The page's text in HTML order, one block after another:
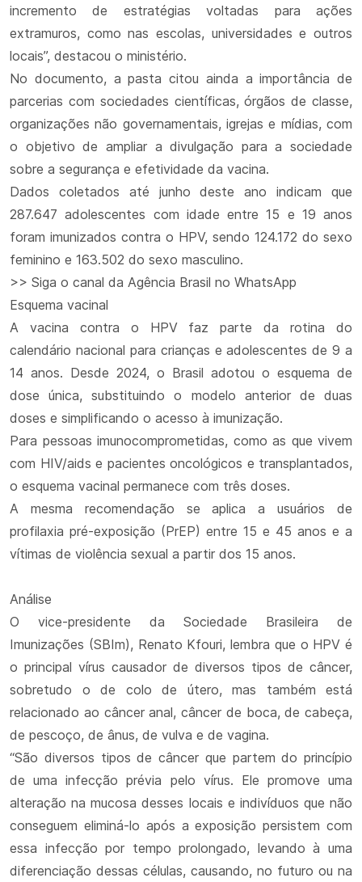
incremento de estratégias voltadas para ações
extramuros, como nas escolas, universidades e outros
locais”, destacou o ministério.
No documento, a pasta citou ainda a importância de
parcerias com sociedades científicas, órgãos de classe,
organizações não governamentais, igrejas e mídias, com
o objetivo de ampliar a divulgação para a sociedade
sobre a segurança e efetividade da vacina.
Dados coletados até junho deste ano indicam que
287.647 adolescentes com idade entre 15 e 19 anos
foram imunizados contra o HPV, sendo 124.172 do sexo
feminino e 163.502 do sexo masculino.
>> Siga o canal da Agência Brasil no WhatsApp
Esquema vacinal
A vacina contra o HPV faz parte da rotina do
calendário nacional para crianças e adolescentes de 9 a
14 anos. Desde 2024, o Brasil adotou o esquema de
dose única, substituindo o modelo anterior de duas
doses e simplificando o acesso à imunização.
Para pessoas imunocomprometidas, como as que vivem
com HIV/aids e pacientes oncológicos e transplantados,
o esquema vacinal permanece com três doses.
A mesma recomendação se aplica a usuários de
profilaxia pré-exposição (PrEP) entre 15 e 45 anos e a
vítimas de violência sexual a partir dos 15 anos.
Análise
O vice-presidente da Sociedade Brasileira de
Imunizações (SBIm), Renato Kfouri, lembra que o HPV é
o principal vírus causador de diversos tipos de câncer,
sobretudo o de colo de útero, mas também está
relacionado ao câncer anal, câncer de boca, de cabeça,
de pescoço, de ânus, de vulva e de vagina.
“São diversos tipos de câncer que partem do princípio
de uma infecção prévia pelo vírus. Ele promove uma
alteração na mucosa desses locais e indivíduos que não
conseguem eliminá-lo após a exposição persistem com
essa infecção por tempo prolongado, levando à uma
diferenciação dessas células, causando, no futuro ou na